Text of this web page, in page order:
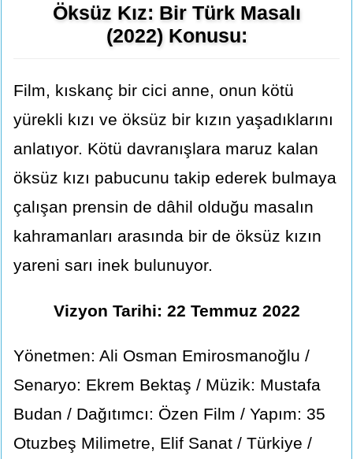
Öksüz Kız: Bir Türk Masalı
(2022) Konusu:
Film, kıskanç bir cici anne, onun kötü
yürekli kızı ve öksüz bir kızın yaşadıklarını
anlatıyor. Kötü davranışlara maruz kalan
öksüz kızı pabucunu takip ederek bulmaya
çalışan prensin de dâhil olduğu masalın
kahramanları arasında bir de öksüz kızın
yareni sarı inek bulunuyor.
Vizyon Tarihi: 22 Temmuz 2022
Yönetmen: Ali Osman Emirosmanoğlu /
Senaryo: Ekrem Bektaş / Müzik: Mustafa
Budan / Dağıtımcı: Özen Film / Yapım: 35
Otuzbeş Milimetre, Elif Sanat / Türkiye /